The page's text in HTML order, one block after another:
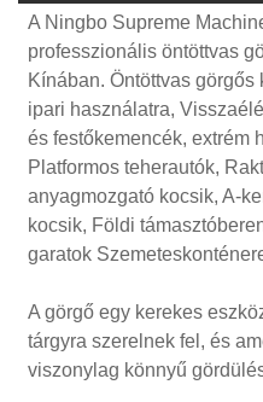
A Ningbo Supreme
professzionális öntöttvas
Kínában. Öntöttvas
ipari használatra,
és festőkemencék, extrém
Platformos teherautók,
anyagmozgató kocsik, A-
kocsik, Földi
garatok
A görgő egy kerekes
tárgyra szerelnek fel, és
viszonylag könnyű